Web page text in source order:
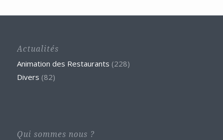
Actualités
Animation des Restaurants (228)
Divers (82)
Qui sommes nous ?